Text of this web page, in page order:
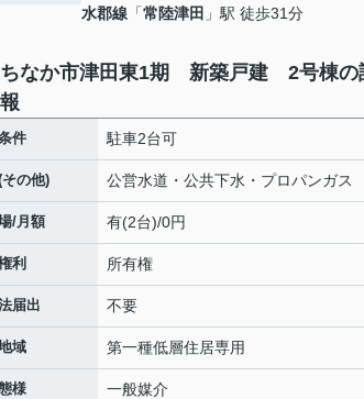
水郡線 「常陸津田 」駅 徒歩31分
なか市津田東1期 新築戸建 2号棟の
件 駐車2台可
の他) 公営水道・公共下水・プロパンガス
/月額 有(2台)/0円
利 所有権
届出 不要
域 第一種低層住居専用
様 一般媒介